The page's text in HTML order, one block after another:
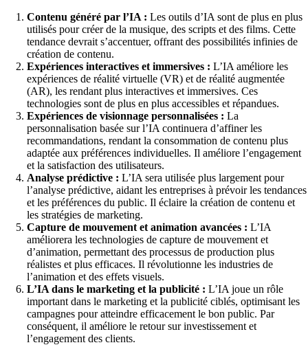
Contenu généré par l’IA : Les outils d’IA sont de plus en plus
utilisés pour créer de la musique, des scripts et des films. Cette
tendance devrait s’accentuer, offrant des possibilités infinies de
création de contenu.
Expériences interactives et immersives : L’IA améliore les
expériences de réalité virtuelle (VR) et de réalité augmentée
(AR), les rendant plus interactives et immersives. Ces
technologies sont de plus en plus accessibles et répandues.
Expériences de visionnage personnalisées : La
personnalisation basée sur l’IA continuera d’affiner les
recommandations, rendant la consommation de contenu plus
adaptée aux préférences individuelles. Il améliore l’engagement
et la satisfaction des utilisateurs.
Analyse prédictive : L’IA sera utilisée plus largement pour
l’analyse prédictive, aidant les entreprises à prévoir les tendances
et les préférences du public. Il éclaire la création de contenu et
les stratégies de marketing.
Capture de mouvement et animation avancées : L’IA
améliorera les technologies de capture de mouvement et
d’animation, permettant des processus de production plus
réalistes et plus efficaces. Il révolutionne les industries de
l’animation et des effets visuels.
L’IA dans le marketing et la publicité : L’IA joue un rôle
important dans le marketing et la publicité ciblés, optimisant les
campagnes pour atteindre efficacement le bon public. Par
conséquent, il améliore le retour sur investissement et
l’engagement des clients.